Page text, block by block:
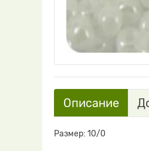
Описание
Размер: 10/0